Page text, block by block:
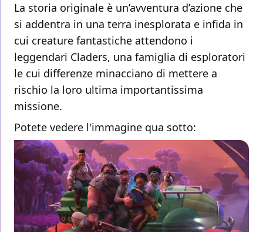
La storia originale è un’avventura d’azione che
si addentra in una terra inesplorata e infida in
cui creature fantastiche attendono i
leggendari Claders, una famiglia di esploratori
le cui differenze minacciano di mettere a
rischio la loro ultima importantissima
missione.
Potete vedere l'immagine qua sotto: